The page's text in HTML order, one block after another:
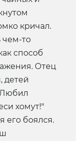
кричал.
чем-то
способ
Отец
детей
Любил
хомут!"
его боялся.